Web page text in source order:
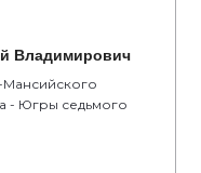
Владимирович
Мансийского
- Югры седьмого